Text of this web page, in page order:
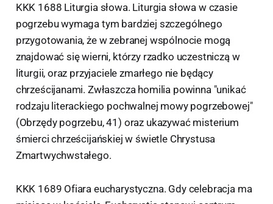
KKK 1688 Liturgia słowa. Liturgia słowa w czasie
pogrzebu wymaga tym bardziej szczególnego
przygotowania, że w zebranej wspólnocie mogą
znajdować się wierni, którzy rzadko uczestniczą w
liturgii, oraz przyjaciele zmarłego nie będący
chrześcijanami. Zwłaszcza homilia powinna "unikać
rodzaju literackiego pochwalnej mowy pogrzebowej"
(Obrzędy pogrzebu, 41) oraz ukazywać misterium
śmierci chrześcijańskiej w świetle Chrystusa
Zmartwychwstałego.
KKK 1689 Ofiara eucharystyczna. Gdy celebracja ma